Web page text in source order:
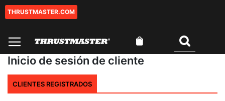
THRUSTMASTER.COM
Inicio de sesión de cliente
CLIENTES REGISTRADOS